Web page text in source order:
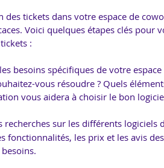
des tickets dans votre espace de
Voici quelques étapes clés pour
:
besoins spécifiques de votre
vous résoudre ? Quels
vous aidera à choisir le bon
recherches sur les différents logiciels
fonctionnalités, les prix et les avis